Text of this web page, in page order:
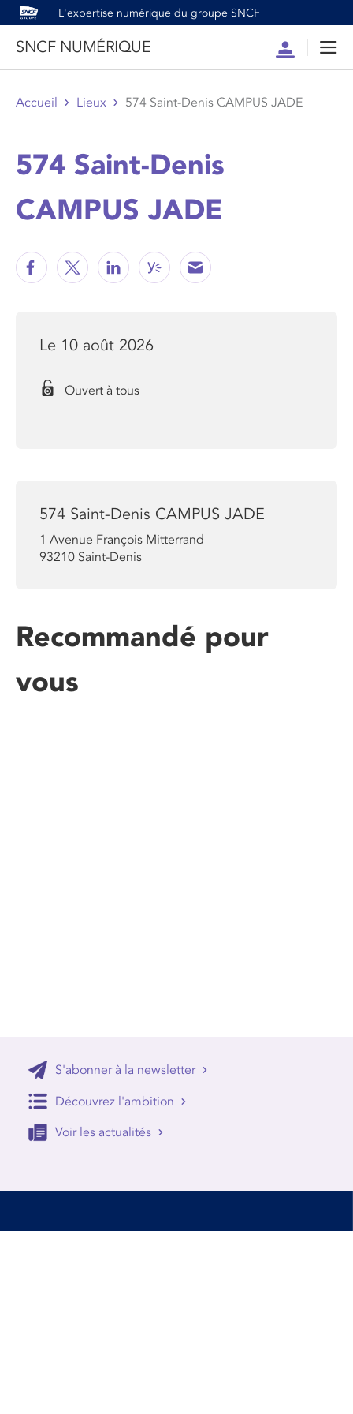
L'expertise numérique du groupe SNCF
SNCF NUMÉRIQUE
Compte
Accueil Lieux 574 Saint-Denis CAMPUS JADE
574 Saint-Denis
CAMPUS JADE
Le 10 août 2026
Ouvert à tous
574 Saint-Denis CAMPUS JADE
1 Avenue François Mitterrand
93210 Saint-Denis
Recommandé pour
vous
S'abonner à la newsletter
Découvrez l'ambition
Voir les actualités